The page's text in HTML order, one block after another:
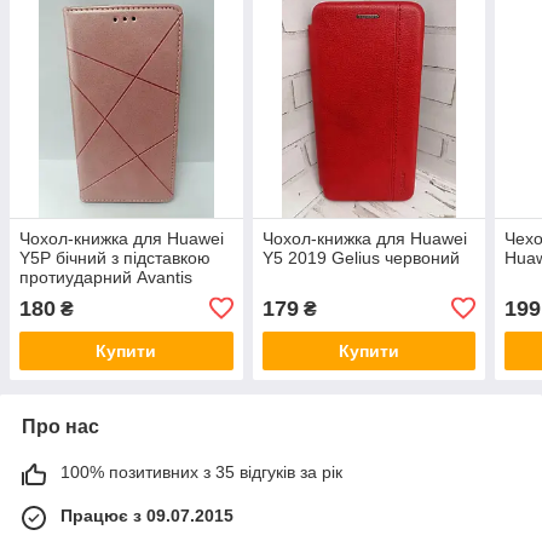
Чохол-книжка для Huawei
Y5P бічний з підставкою
протиударний Avantis
180 ₴
Купити
Чохол-книжка для Huawei
Y5 2019 Gelius червоний
179₴
Купити
199
Про нас
100% позитивних з 35 відгуків за рік
Працює з 09.07.2015